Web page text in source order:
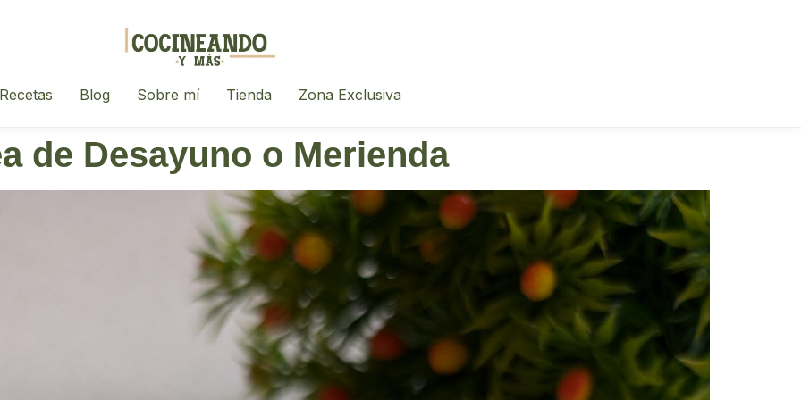
Recetas Blog Sobre mí Tienda Zona Exclusiva
de Desayuno o Merienda